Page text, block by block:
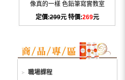
像真的一樣 色鉛筆寫實教室
定價:299元 特價:269元
職場課程